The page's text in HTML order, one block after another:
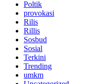
Poltik
provokasi
Rilis
Rillis
Sosbud
Sosial
Terkini
Trending
umkm